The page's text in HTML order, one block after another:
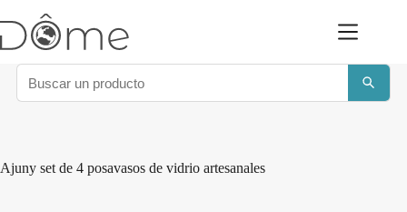
al
contenido
Ajuny set de 4 posavasos de vidrio artesanales